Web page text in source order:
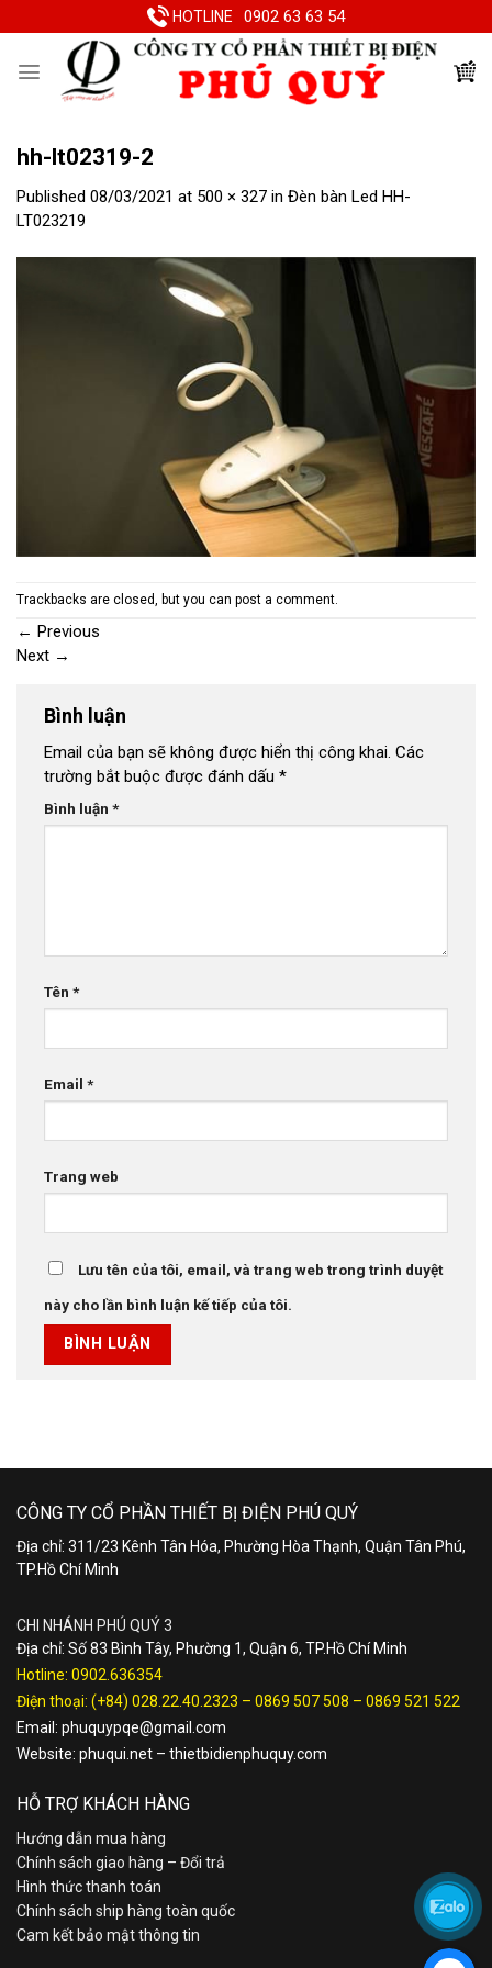
to
HOTLINE 0902 63 63 54
hh-lt02319-2
Published 08/03/2021 at 500 × 327 in Đèn bàn Led HH-
LT023219
Trackbacks are closed, but you can post a comment.
← Previous
Next →
Bình luận
Email của bạn sẽ không được hiển thị công khai. Các
trường bắt buộc được đánh dấu *
Bình luận *
Tên *
Email *
Trang web
Lưu tên của tôi, email, và trang web trong trình duyệt
này cho lần bình luận kế tiếp của tôi.
CÔNG TY CỔ PHẦN THIẾT BỊ ĐIỆN PHÚ QUÝ
Địa chỉ: 311/23 Kênh Tân Hóa, Phường Hòa Thạnh, Quận Tân Phú,
TP.Hồ Chí Minh
CHI NHÁNH PHÚ QUÝ 3
Địa chỉ: Số 83 Bình Tây, Phường 1, Quận 6, TP.Hồ Chí Minh
Hotline: 0902.636354
Điện thoại: (+84) 028.22.40.2323 – 0869 507 508 – 0869 521 522
Email: phuquypqe@gmail.com
Website: phuqui.net – thietbidienphuquy.com
HỖ TRỢ KHÁCH HÀNG
Hướng dẫn mua hàng
Chính sách giao hàng – Đổi trả
Hình thức thanh toán
Chính sách ship hàng toàn quốc
Cam kết bảo mật thông tin